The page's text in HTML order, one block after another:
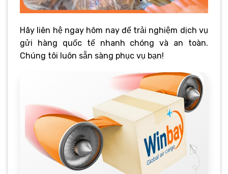
Hãy liên hệ ngay hôm nay để trải nghiệm dịch vụ
gửi hàng quốc tế nhanh chóng và an toàn.
Chúng tôi luôn sẵn sàng phục vụ bạn!